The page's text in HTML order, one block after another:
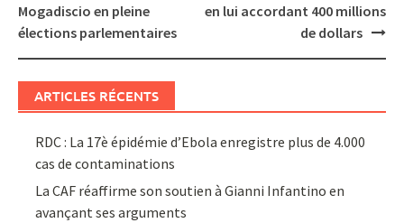
Mogadiscio en pleine
élections parlementaires
en lui accordant 400 millions
de dollars
ARTICLES RÉCENTS
RDC : La 17è épidémie d’Ebola enregistre plus de 4.000
cas de contaminations
La CAF réaffirme son soutien à Gianni Infantino en
avançant ses arguments